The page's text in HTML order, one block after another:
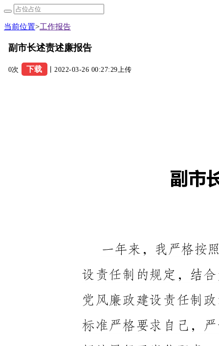
当前位置>工作报告
副市长述责述廉报告
0次 下载 丨2022-03-26 00:27:29上传